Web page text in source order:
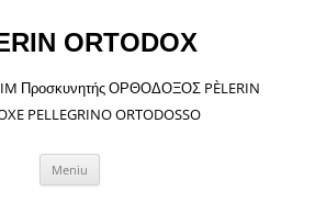
ORTODOX
Προσκυνητής ΟΡΘΟΔΟΞΟΣ PÈLERIN
PELLEGRINO ORTODOSSO
Meniu